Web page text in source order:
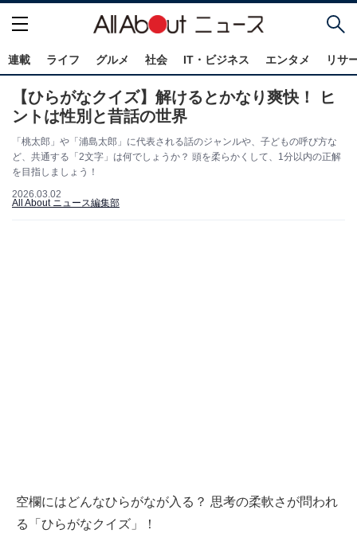
連載 ライフ グルメ 社会 IT・ビジネス エンタメ リサ
【ひらがなクイズ】解けるとかなり爽快！ ヒ
ントは性別と昔話の世界
「桃太郎」や「浦島太郎」に代表される話のジャンルや、子どもの呼び方な
ど、共通する「2文字」は何でしょうか？ 頭を柔らかくして、1分以内の正解
を目指しましょう！
2026.03.02
All About ニュース編集部
空欄にはどんなひらがなが入る？ 思考の柔軟さが問われ
る「ひらがなクイズ」！